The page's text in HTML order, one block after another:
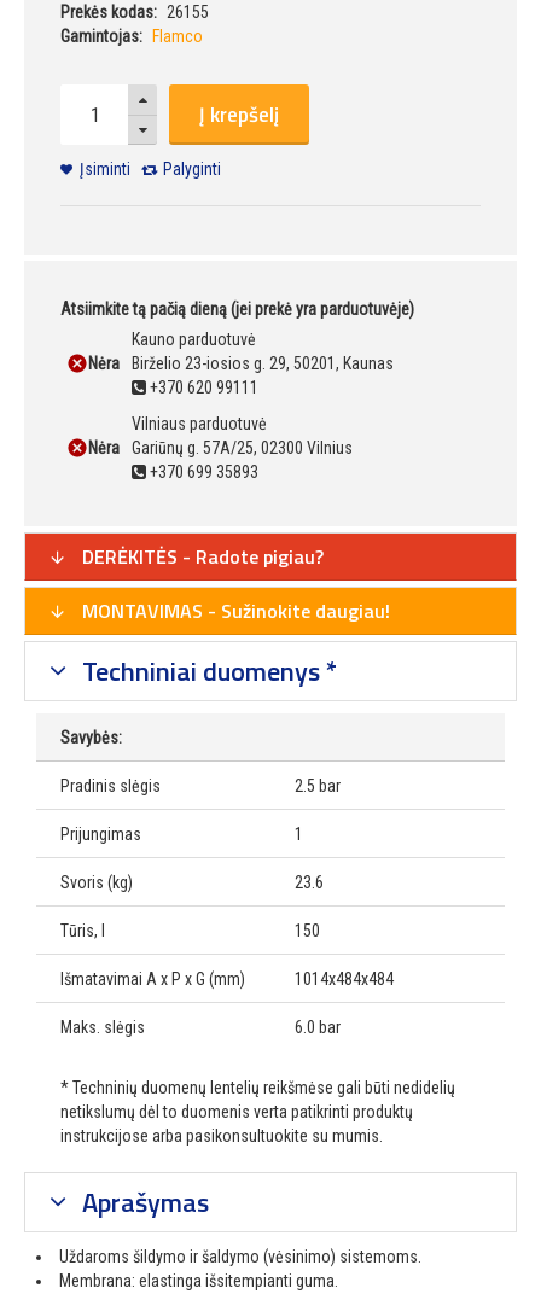
Prekės kodas: 26155
Gamintojas:
Flamco
Į krepšelį
Įsiminti Palyginti
Atsiimkite tą pačią dieną (jei prekė yra parduotuvėje)
Nėra
Kauno parduotuvė
Birželio 23-iosios g. 29, 50201, Kaunas
+370 620 99111
Nėra
Vilniaus parduotuvė
Gariūnų g. 57A/25, 02300 Vilnius
+370 699 35893
DERĖKITĖS - Radote pigiau?
MONTAVIMAS - Sužinokite daugiau!
Techniniai duomenys *
Savybės:
Pradinis slėgis 2.5 bar
Prijungimas 1
Svoris (kg) 23.6
Tūris, l 150
Išmatavimai A x P x G (mm) 1014x484x484
Maks. slėgis 6.0 bar
* Techninių duomenų lentelių reikšmėse gali būti nedidelių
netikslumų dėl to duomenis verta patikrinti produktų
instrukcijose arba pasikonsultuokite su mumis.
Aprašymas
Uždaroms šildymo ir šaldymo (vėsinimo) sistemoms.
Membrana: elastinga išsitempianti guma.